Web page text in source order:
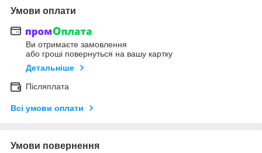
Умови оплати
Ви отримаєте замовлення
або гроші повернуться на вашу картку
Детальніше
Післяплата
Всі умови оплати
Умови повернення